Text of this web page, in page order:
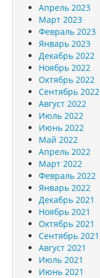
Апрель 2023
Март 2023
Февраль 2023
Январь 2023
Декабрь 2022
Ноябрь 2022
Октябрь 2022
Сентябрь 2022
Август 2022
Июль 2022
Июнь 2022
Май 2022
Апрель 2022
Март 2022
Февраль 2022
Январь 2022
Декабрь 2021
Ноябрь 2021
Октябрь 2021
Сентябрь 2021
Август 2021
Июль 2021
Июнь 2021